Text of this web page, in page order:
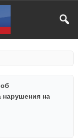
нарушения на